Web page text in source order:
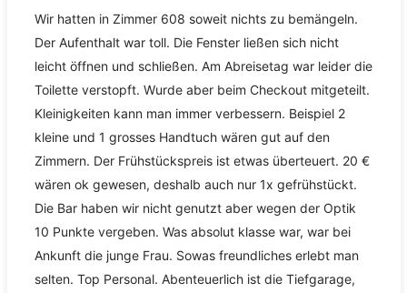
Wir hatten in Zimmer 608 soweit nichts zu bemängeln.
Der Aufenthalt war toll. Die Fenster ließen sich nicht
leicht öffnen und schließen. Am Abreisetag war leider die
Toilette verstopft. Wurde aber beim Checkout mitgeteilt.
Kleinigkeiten kann man immer verbessern. Beispiel 2
kleine und 1 grosses Handtuch wären gut auf den
Zimmern. Der Frühstückspreis ist etwas überteuert. 20 €
wären ok gewesen, deshalb auch nur 1x gefrühstückt.
Die Bar haben wir nicht genutzt aber wegen der Optik
10 Punkte vergeben. Was absolut klasse war, war bei
Ankunft die junge Frau. Sowas freundliches erlebt man
selten. Top Personal. Abenteuerlich ist die Tiefgarage,